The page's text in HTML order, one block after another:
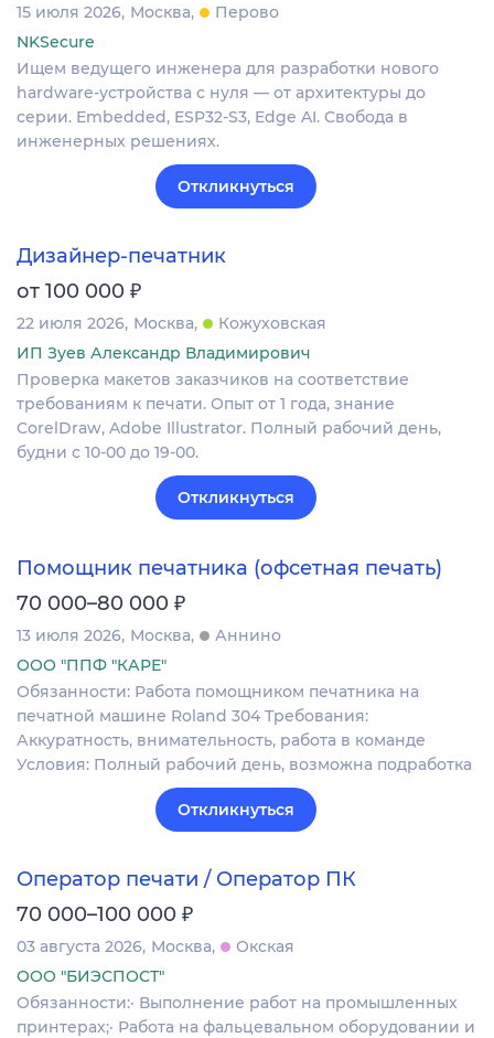
15 июля 2026 Москва
Перово
NKSecure
Ищем ведущего инженера для разработки нового
hardware-устройства с нуля — от архитектуры до
серии. Embedded, ESP32-S3, Edge AI. Свобода в
инженерных решениях.
Откликнуться
Дизайнер-печатник
от 100 000 ₽
22 июля 2026 Москва
Кожуховская
ИП Зуев Александр Владимирович
Проверка макетов заказчиков на соответствие
требованиям к печати. Опыт от 1 года, знание
CorelDraw, Adobe Illustrator. Полный рабочий день,
будни с 10-00 до 19-00.
Откликнуться
Помощник печатника (офсетная печать)
70 000–80 000 ₽
13 июля 2026 Москва
Аннино
ООО "ППФ "КАРЕ"
Обязанности: Работа помощником печатника на
печатной машине Roland 304 Требования:
Аккуратность, внимательность, работа в команде
Условия: Полный рабочий день, возможна подработка
Откликнуться
Оператор печати / Оператор ПК
70 000–100 000 ₽
03 августа 2026 Москва
Окская
ООО "БИЭСПОСТ"
Обязанности:· Выполнение работ на промышленных
принтерах;· Работа на фальцевальном оборудовании и